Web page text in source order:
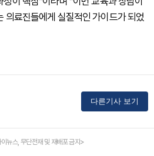
의료진들에게 실질적인 가이드가 되었
다른기사 보기
뉴스, 무단전재 및 재배포 금지>